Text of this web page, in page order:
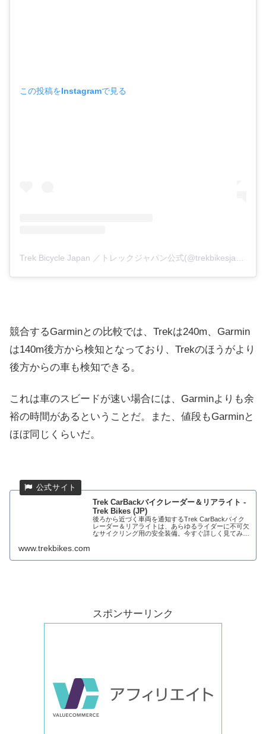
この投稿をInstagramで見る
競合するGarminとの比較では、Trekは240m、Garmin
は140m後方から検知となっており、Trekのほうがより
後方からの車も検知できる。
これは車のスビードが速い場合には、Garminよりも余
裕の時間があるということだ。また、値段もGarminと
ほぼ同じくらいだ。
Trek CarBackバイクレーダー＆リアライト -
Trek Bikes (JP)
後ろから近づく車両を通知するTrek CarBackバイク
レーダー＆リアライトは、あらゆるライダーに不可欠
なサイクリング用の安全装備。今すぐ詳しく見てみよ
www.trekbikes.com
スポンサーリンク